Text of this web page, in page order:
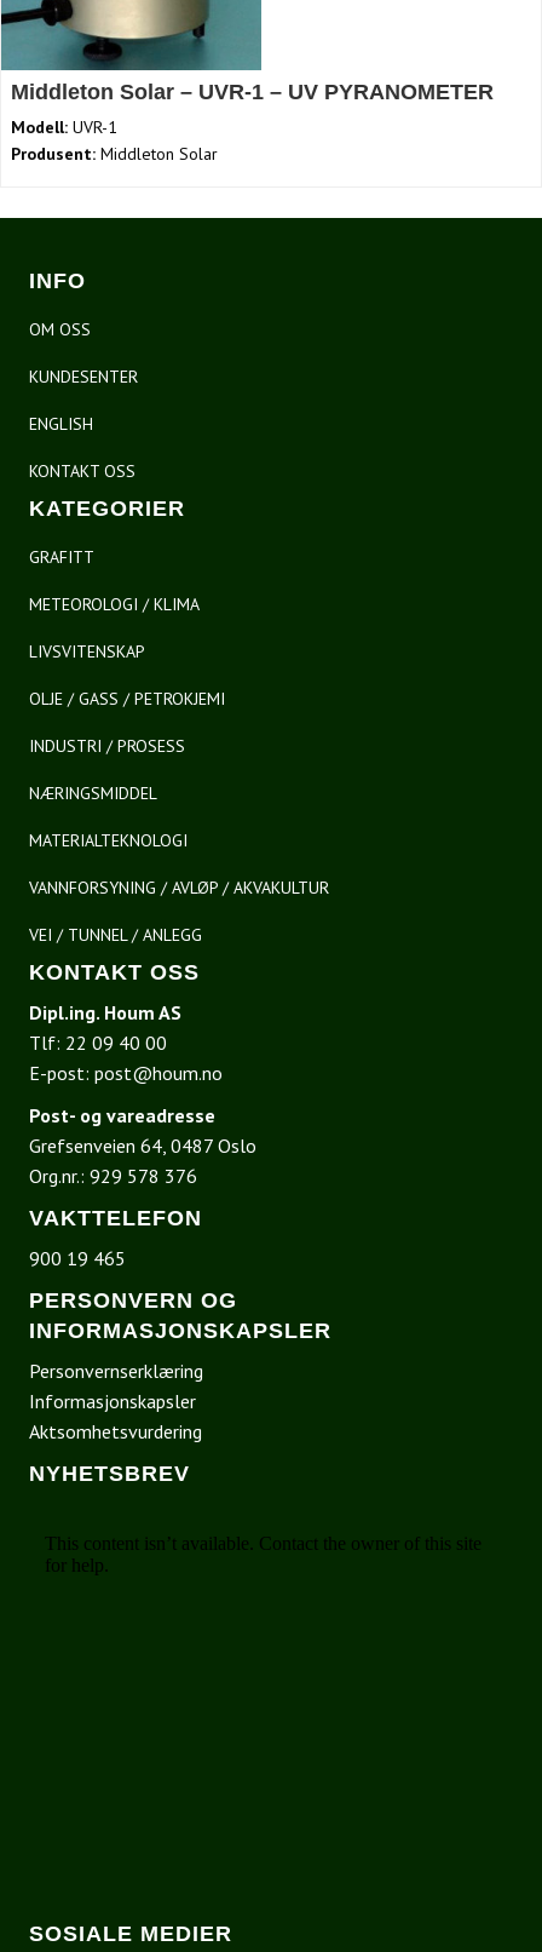
Middleton Solar – UVR-1 – UV PYRANOMETER
Modell: UVR-1
Produsent: Middleton Solar
INFO
OM OSS
KUNDESENTER
ENGLISH
KONTAKT OSS
KATEGORIER
GRAFITT
METEOROLOGI / KLIMA
LIVSVITENSKAP
OLJE / GASS / PETROKJEMI
INDUSTRI / PROSESS
NÆRINGSMIDDEL
MATERIALTEKNOLOGI
VANNFORSYNING / AVLØP / AKVAKULTUR
VEI / TUNNEL / ANLEGG
KONTAKT OSS
Dipl.ing. Houm AS
Tlf: 22 09 40 00
E-post: post@houm.no
Post- og vareadresse
Grefsenveien 64, 0487 Oslo
Org.nr.: 929 578 376
VAKTTELEFON
900 19 465
PERSONVERN OG
INFORMASJONSKAPSLER
Personvernserklæring
Informasjonskapsler
Aktsomhetsvurdering
NYHETSBREV
SOSIALE MEDIER